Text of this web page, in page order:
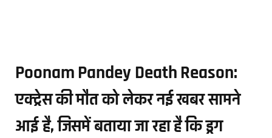
Poonam Pandey Death Reason:
एक्ट्रेस की मौत को लेकर नई खबर सामने
आई है, जिसमें बताया जा रहा है कि ड्रग